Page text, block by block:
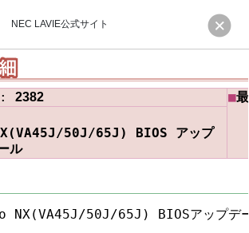
NEC LAVIE公式サイト